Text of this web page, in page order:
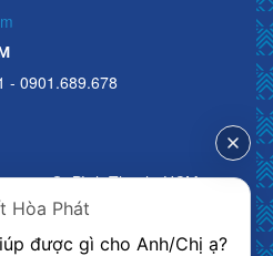
- 0901.689.678
15, Q. Bình Thạnh, HCM
Hòa Phát